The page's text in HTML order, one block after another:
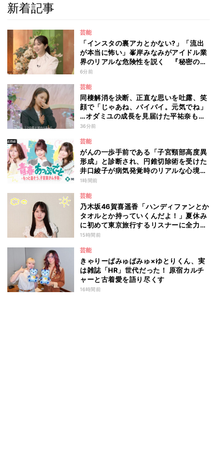
新着記事
芸能
「インスタの裏アカとかない?」「流出
が本当に怖い」峯岸みなみがアイドル業
界のリアルな危険性を説く 『秘密のマ
マ園』特別編
6分前
芸能
同棲解消を決断、正直な思いを吐露、笑
顔で「じゃあね、バイバイ。元気でね」
…オダミユの成長を見届けた平祐奈も思
わず涙 『ガールオアレディ3』
36分前
芸能
がんの一歩手前である「子宮頸部高度異
形成」と診断され、円錐切除術を受けた
井口綾子が病気発覚時のリアルな心境や
葛藤を語る ABEMAトーク番組『青春
ん予防-』
1時間前
芸能
乃木坂46賀喜遥香「ハンディファンとか
タオルとか持っていくんだよ！」夏休み
に初めて東京旅行するリスナーに全力ア
ドバイス！
15時間前
芸能
きゃりーぱみゅぱみゅ×ゆとりくん、実
は雑誌「HR」世代だった！ 原宿カルチ
ャーと古着愛を語り尽くす
16時間前